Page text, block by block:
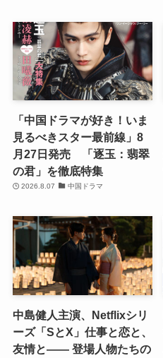
「中国ドラマが好き！いま
見るべきスター最前線」8
月27日発売 「逐玉：翡翠
の君」を徹底特集
2026.8.07 中国ドラマ
中島健人主演、Netflixシリ
ーズ「SとX」仕事と恋と、
友情と―― 登場人物たちの